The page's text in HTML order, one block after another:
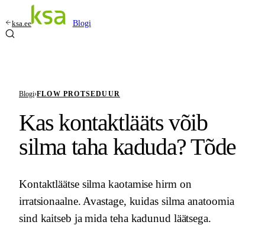
ksa.ee Blogi
Blogi›FLOW PROTSEDUUR
Kas kontaktlääts võib
silma taha kaduda? Tõde
Kontaktläätse silma kaotamise hirm on
irratsionaalne. Avastage, kuidas silma anatoomia
sind kaitseb ja mida teha kadunud läätsega.